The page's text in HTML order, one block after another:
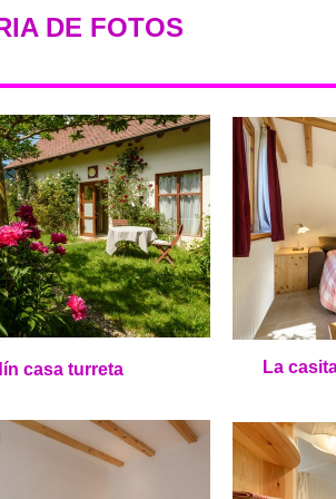
DE FOTOS
casa turreta La